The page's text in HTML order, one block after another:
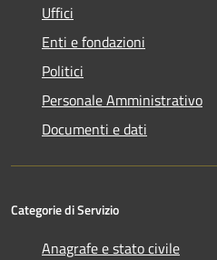
Uffici
Enti e fondazioni
Politici
Personale Amministrativo
Documenti e dati
Categorie di Servizio
Anagrafe e stato civile